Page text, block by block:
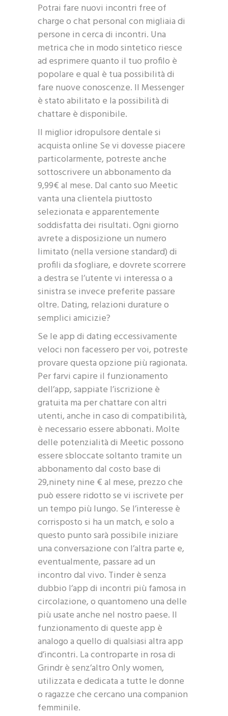
Potrai fare nuovi incontri free of
charge o chat personal con migliaia di
persone in cerca di incontri. Una
metrica che in modo sintetico riesce
ad esprimere quanto il tuo profilo è
popolare e qual è tua possibilità di
fare nuove conoscenze. Il Messenger
è stato abilitato e la possibilità di
chattare è disponibile.
Il miglior idropulsore dentale si
acquista online Se vi dovesse piacere
particolarmente, potreste anche
sottoscrivere un abbonamento da
9,99€ al mese. Dal canto suo Meetic
vanta una clientela piuttosto
selezionata e apparentemente
soddisfatta dei risultati. Ogni giorno
avrete a disposizione un numero
limitato (nella versione standard) di
profili da sfogliare, e dovrete scorrere
a destra se l’utente vi interessa o a
sinistra se invece preferite passare
oltre. Dating, relazioni durature o
semplici amicizie?
Se le app di dating eccessivamente
veloci non facessero per voi, potreste
provare questa opzione più ragionata.
Per farvi capire il funzionamento
dell’app, sappiate l’iscrizione è
gratuita ma per chattare con altri
utenti, anche in caso di compatibilità,
è necessario essere abbonati. Molte
delle potenzialità di Meetic possono
essere sbloccate soltanto tramite un
abbonamento dal costo base di
29,ninety nine € al mese, prezzo che
può essere ridotto se vi iscrivete per
un tempo più lungo. Se l’interesse è
corrisposto si ha un match, e solo a
questo punto sarà possibile iniziare
una conversazione con l’altra parte e,
eventualmente, passare ad un
incontro dal vivo. Tinder è senza
dubbio l’app di incontri più famosa in
circolazione, o quantomeno una delle
più usate anche nel nostro paese. Il
funzionamento di queste app è
analogo a quello di qualsiasi altra app
d’incontri. La controparte in rosa di
Grindr è senz’altro Only women,
utilizzata e dedicata a tutte le donne
o ragazze che cercano una companion
femminile.